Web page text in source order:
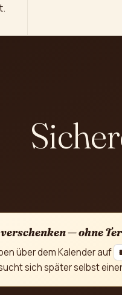
— ohne
über dem Kalender auf
sich später selbst